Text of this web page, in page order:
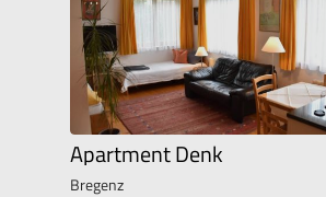
Apartment Denk
Bregenz